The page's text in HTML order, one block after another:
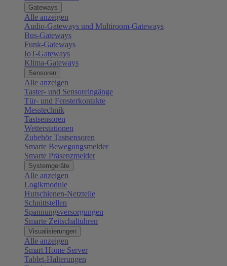
Gateways
Alle anzeigen
Audio-Gateways und Multiroom-Gateways
Bus-Gateways
Funk-Gateways
IoT-Gateways
Klima-Gateways
Sensoren
Alle anzeigen
Taster- und Sensoreingänge
Tür- und Fensterkontakte
Messtechnik
Tastsensoren
Wetterstationen
Zubehör Tastsensoren
Smarte Bewegungsmelder
Smarte Präsenzmelder
Systemgeräte
Alle anzeigen
Logikmodule
Hutschienen-Netzteile
Schnittstellen
Spannungsversorgungen
Smarte Zeitschaltuhren
Visualisierungen
Alle anzeigen
Smart Home Server
Tablet-Halterungen